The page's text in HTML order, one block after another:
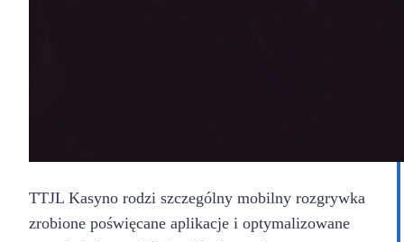
TTJL Kasyno rodzi szczególny mobilny rozgrywka
zrobione poświęcane aplikacje i optymalizowane